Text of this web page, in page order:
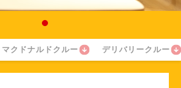
マクドナルドクルー デリバリークルー